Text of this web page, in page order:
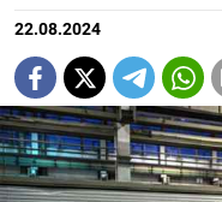
22.08.2024